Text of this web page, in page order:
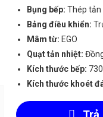
Bụng bếp: Thép tản
Bảng điều khiển:
Mâm từ: EGO
Quạt tản nhiệt:
Kích thước bếp:
Kích thước khoét
Trả